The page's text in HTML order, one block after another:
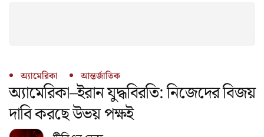
অ্যামেরিকা আন্তর্জাতিক
অ্যামেরিকা–ইরান যুদ্ধবিরতি: নিজেদের বিজয়
দাবি করছে উভয় পক্ষই